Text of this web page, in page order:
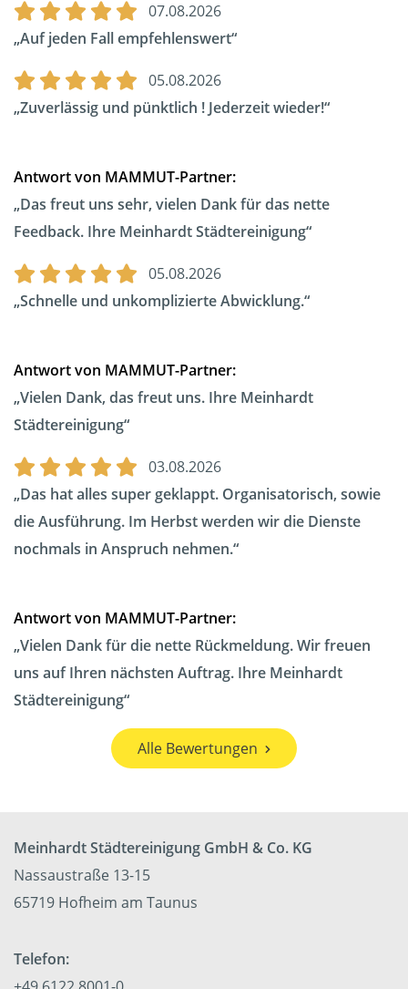
07.08.2026
Auf jeden Fall empfehlenswert
05.08.2026
Zuverlässig und pünktlich ! Jederzeit wieder!
Antwort von MAMMUT-Partner:
Das freut uns sehr, vielen Dank für das nette
Feedback. Ihre Meinhardt Städtereinigung
05.08.2026
Schnelle und unkomplizierte Abwicklung.
Antwort von MAMMUT-Partner:
Vielen Dank, das freut uns. Ihre Meinhardt
Städtereinigung
03.08.2026
Das hat alles super geklappt. Organisatorisch, sowie
die Ausführung. Im Herbst werden wir die Dienste
nochmals in Anspruch nehmen.
Antwort von MAMMUT-Partner:
Vielen Dank für die nette Rückmeldung. Wir freuen
uns auf Ihren nächsten Auftrag. Ihre Meinhardt
Städtereinigung
Alle Bewertungen
Meinhardt Städtereinigung GmbH & Co. KG
Nassaustraße 13-15
65719 Hofheim am Taunus
Telefon: